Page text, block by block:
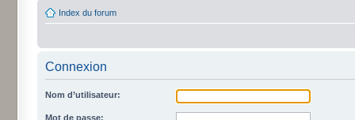
Index du forum
Connexion
Nom d’utilisateur:
Mot de passe: